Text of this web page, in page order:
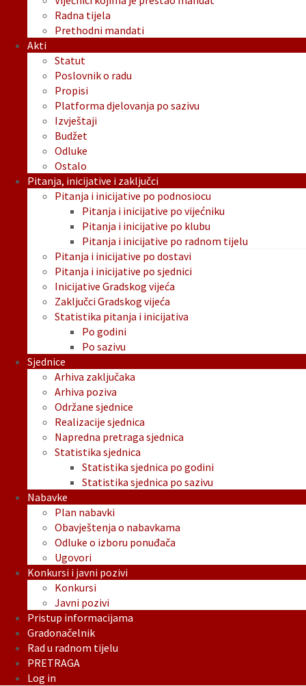
Radna tijela
Prethodni mandati
Akti
Statut
Poslovnik o radu
Propisi
Platforma djelovanja po sazivu
Izvještaji
Budžet
Odluke
Ostalo
Pitanja, inicijative i zaključci
Pitanja i inicijative po podnosiocu
Pitanja i inicijative po vijećniku
Pitanja i inicijative po klubu
Pitanja i inicijative po radnom tijelu
Pitanja i inicijative po dostavi
Pitanja i inicijative po sjednici
Inicijative Gradskog vijeća
Zaključci Gradskog vijeća
Statistika pitanja i inicijativa
Po godini
Po sazivu
Sjednice
Arhiva zaključaka
Arhiva poziva
Održane sjednice
Realizacije sjednica
Napredna pretraga sjednica
Statistika sjednica
Statistika sjednica po godini
Statistika sjednica po sazivu
Nabavke
Plan nabavki
Obavještenja o nabavkama
Odluke o izboru ponuđača
Ugovori
Konkursi i javni pozivi
Konkursi
Javni pozivi
Pristup informacijama
Gradonačelnik
Rad u radnom tijelu
PRETRAGA
Log in